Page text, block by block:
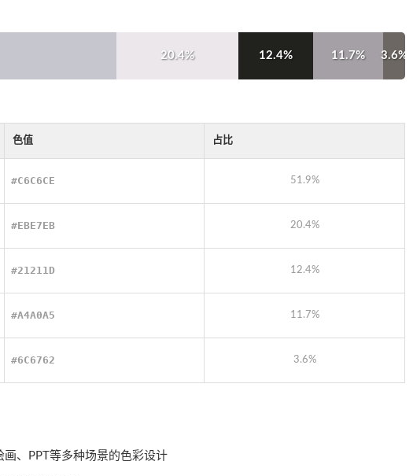
20.4% 12.4% 11.7% 3.6%
色值 占比
#C6C6CE 51.9%
#EBE7EB 20.4%
#21211D 12.4%
#A4A0A5 11.7%
#6C6762 3.6%
、PPT等多种场景的色彩设计